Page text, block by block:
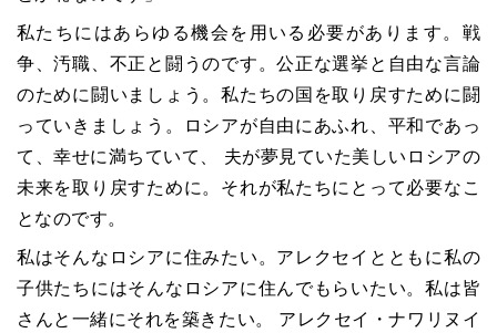
私たちにはあらゆる機会を用いる必要があります。戦
争、汚職、不正と闘うのです。公正な選挙と自由な言論
のために闘いましょう。私たちの国を取り戻すために闘
っていきましょう。ロシアが自由にあふれ、平和であっ
て、幸せに満ちていて、 夫が夢見ていた美しいロシアの
未来を取り戻すために。それが私たちにとって必要なこ
となのです。
私はそんなロシアに住みたい。アレクセイとともに私の
子供たちにはそんなロシアに住んでもらいたい。私は皆
さんと一緒にそれを築きたい。 アレクセイ・ナワリヌイ